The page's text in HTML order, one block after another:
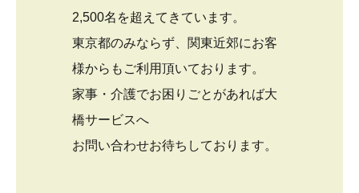
2,500名を超えてきています。
東京都のみならず、関東近郊にお客
様からもご利用頂いております。
家事・介護でお困りごとがあれば大
橋サービスへ
お問い合わせお待ちしております。